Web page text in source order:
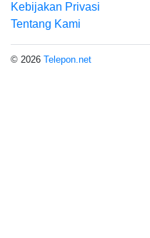
Kebijakan Privasi
Tentang Kami
© 2026 Telepon.net